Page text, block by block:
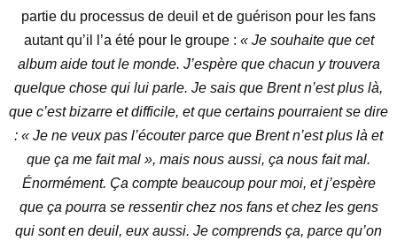
partie du processus de deuil et de guérison pour les fans
autant qu’il l’a été pour le groupe : « Je souhaite que cet
album aide tout le monde. J’espère que chacun y trouvera
quelque chose qui lui parle. Je sais que Brent n’est plus là,
que c’est bizarre et difficile, et que certains pourraient se dire
: « Je ne veux pas l’écouter parce que Brent n’est plus là et
que ça me fait mal », mais nous aussi, ça nous fait mal.
Énormément. Ça compte beaucoup pour moi, et j’espère
que ça pourra se ressentir chez nos fans et chez les gens
qui sont en deuil, eux aussi. Je comprends ça, parce qu’on